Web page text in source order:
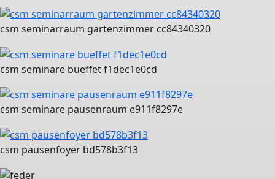
csm seminarraum gartenzimmer cc84340320
csm seminare bueffet f1dec1e0cd
csm seminare pausenraum e911f8297e
csm pausenfoyer bd578b3f13